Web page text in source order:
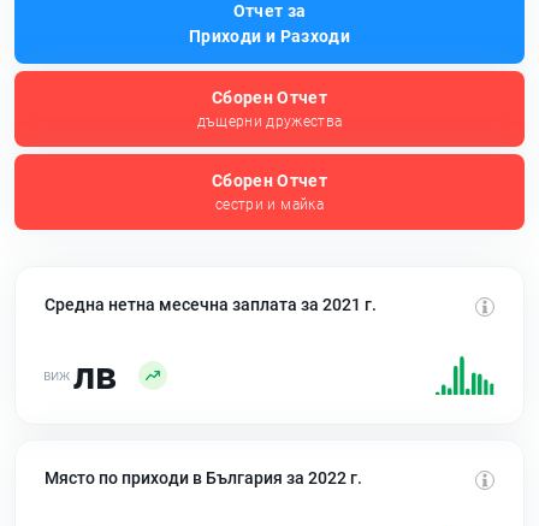
Отчет за
Приходи и Разходи
Сборен Отчет
дъщерни дружества
Сборен Отчет
сестри и майка
Средна нетна месечна заплата за 2021 г.
лв
Място по приходи в България за 2022 г.